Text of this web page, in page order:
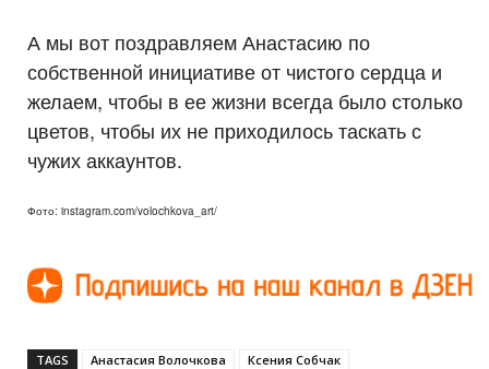
А мы вот поздравляем Анастасию по
собственной инициативе от чистого сердца и
желаем, чтобы в ее жизни всегда было столько
цветов, чтобы их не приходилось таскать с
чужих аккаунтов.
Фото: instagram.com/volochkova_art/
TAGS Анастасия Волочкова
Ксения Собчак